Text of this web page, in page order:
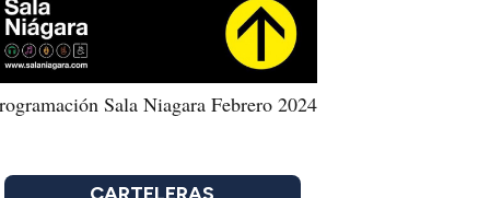
Sala Niagara Febrero 2024
CARTELERAS